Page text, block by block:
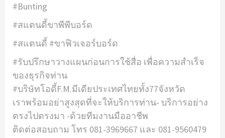
#Bunting
#สแตนดี้ขาพีพีบอร์ด
#สแตนดี้ #ขาฟิวเจอร์บอร์ด
#รับปรึกษาวางแผนก่อนการใช้สื่อ เพื่อความสำเร็จ
ของธุรกิจท่าน
#บริษัทโอดี้F.M.มีเดียประเทศไทยทั้ง77จังหวัด
เราพร้อมอย่าสูงสุดที่จะให้บริการท่าน- บริการอย่าง
ตรงไปตรงมา -ด้วยทีมงานมืออาชีพ
ติดต่อสอบถาม โทร 081-3969667 และ 081-9560479